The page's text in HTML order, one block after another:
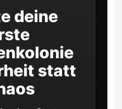
deine
statt